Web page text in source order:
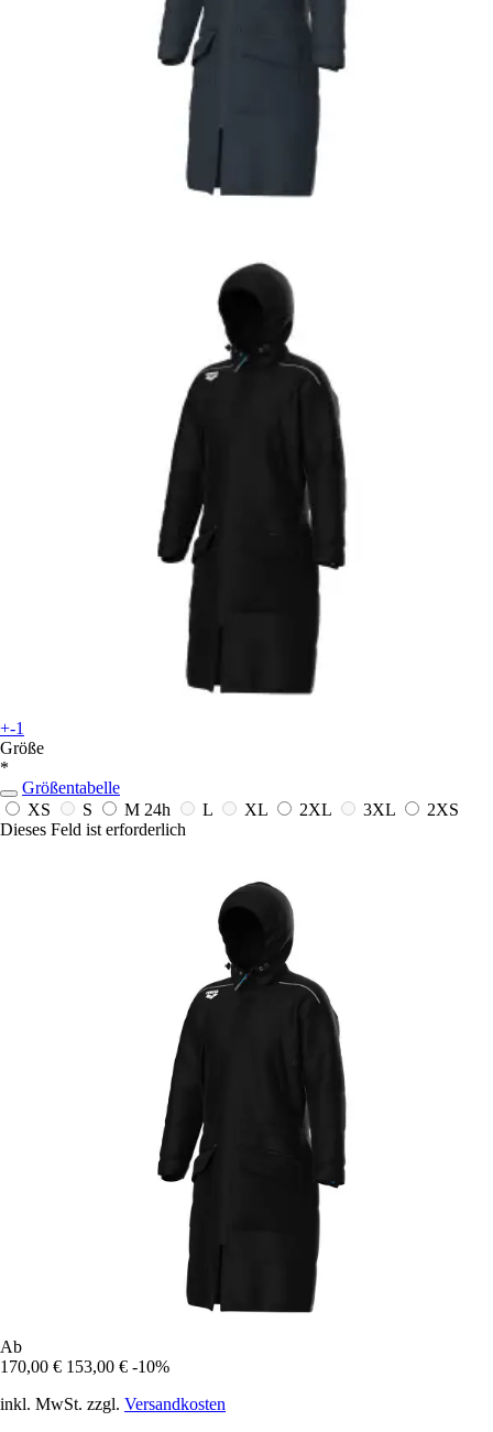
+-1
Größe
*
Größentabelle
XS
S M 24h L XL 2XL 3XL
2XS
Dieses Feld ist erforderlich
Ab
170,00 € 153,00 € -10%
inkl. MwSt. zzgl. Versandkosten